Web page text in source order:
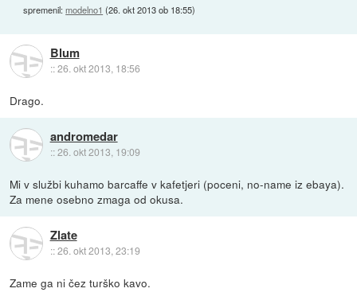
spremenil:modelno1 (26. okt 2013 ob 18:55)
Blum
::26. okt 2013, 18:56
Drago.
andromedar
::26. okt 2013, 19:09
Mi v službi kuhamo barcaffe v kafetjeri (poceni, no-name iz ebaya).
Za mene osebno zmaga od okusa.
Zlate
::26. okt 2013, 23:19
Zame ga ni čez turško kavo.